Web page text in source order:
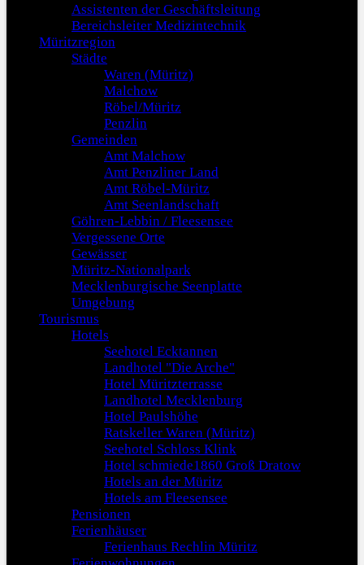
Assistenten der Geschäftsleitung
Bereichsleiter Medizintechnik
Müritzregion
Städte
Waren (Müritz)
Malchow
Röbel/Müritz
Penzlin
Gemeinden
Amt Malchow
Amt Penzliner Land
Amt Röbel-Müritz
Amt Seenlandschaft
Göhren-Lebbin / Fleesensee
Vergessene Orte
Gewässer
Müritz-Nationalpark
Mecklenburgische Seenplatte
Umgebung
Tourismus
Hotels
Seehotel Ecktannen
Landhotel "Die Arche"
Hotel Müritzterrasse
Landhotel Mecklenburg
Hotel Paulshöhe
Ratskeller Waren (Müritz)
Seehotel Schloss Klink
Hotel schmiede1860 Groß Dratow
Hotels an der Müritz
Hotels am Fleesensee
Pensionen
Ferienhäuser
Ferienhaus Rechlin Müritz